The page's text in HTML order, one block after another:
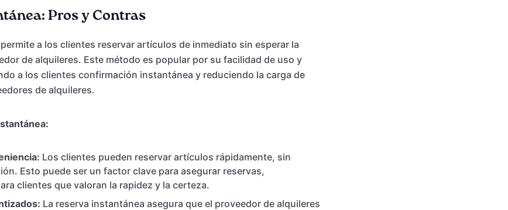
Pros y Contras
permite a los clientes reservar artículos de inmediato sin esperar la
de alquileres. Este método es popular por su facilidad de uso y
a los clientes confirmación instantánea y reduciendo la carga de
de alquileres.
Los clientes pueden reservar artículos rápidamente, sin
Esto puede ser un factor clave para asegurar reservas,
clientes que valoran la rapidez y la certeza.
La reserva instantánea asegura que el proveedor de alquileres